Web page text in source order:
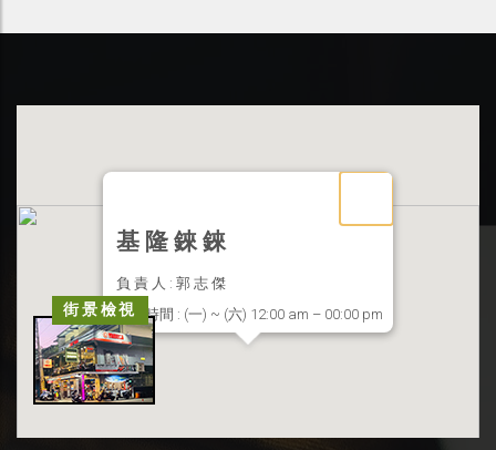
街景檢視
基 隆 錸 錸
負 責 人 : 郭 志 傑
營業時間 : (一) ~ (六) 12:00 am – 00:00 pm
聯絡地址 : 基隆市信義區東信路 33 號